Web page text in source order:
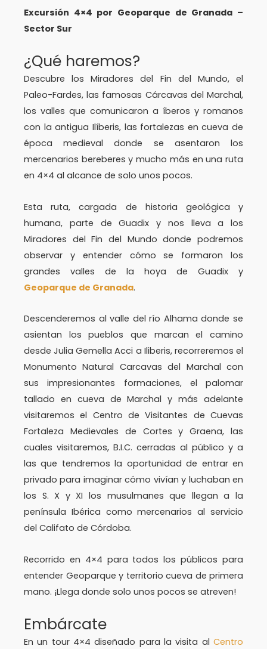
Excursión 4×4 por Geoparque de Granada –
Sector Sur
¿Qué haremos?
Descubre los Miradores del Fin del Mundo, el
Paleo-Fardes, las famosas Cárcavas del Marchal,
los valles que comunicaron a íberos y romanos
con la antigua Ilíberis, las fortalezas en cueva de
época medieval donde se asentaron los
mercenarios bereberes y mucho más en una ruta
en 4×4 al alcance de solo unos pocos.
Esta ruta, cargada de historia geológica y
humana, parte de Guadix y nos lleva a los
Miradores del Fin del Mundo donde podremos
observar y entender cómo se formaron los
grandes valles de la hoya de Guadix y
Geoparque de Granada.
Descenderemos al valle del río Alhama donde se
asientan los pueblos que marcan el camino
desde Julia Gemella Acci a Iliberis, recorreremos el
Monumento Natural Carcavas del Marchal con
sus impresionantes formaciones, el palomar
tallado en cueva de Marchal y más adelante
visitaremos el Centro de Visitantes de Cuevas
Fortaleza Medievales de Cortes y Graena, las
cuales visitaremos, B.I.C. cerradas al público y a
las que tendremos la oportunidad de entrar en
privado para imaginar cómo vivían y luchaban en
los S. X y XI los musulmanes que llegan a la
península Ibérica como mercenarios al servicio
del Califato de Córdoba.
Recorrido en 4×4 para todos los públicos para
entender Geoparque y territorio cueva de primera
mano. ¡Llega donde solo unos pocos se atreven!
Embárcate
En un tour 4×4 diseñado para la visita al Centro